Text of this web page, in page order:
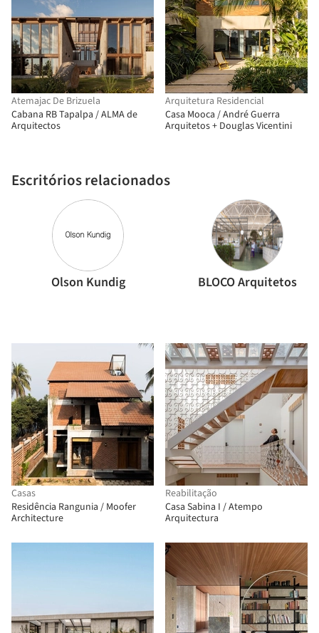
Atemajac De Brizuela
Cabana RB Tapalpa / ALMA de
Arquitectos
Escritórios relacionados
Olson Kundig BLOCO Arquitetos
Arquitetura Residencial
Casa Mooca / André Guerra
Arquitetos + Douglas Vicentini
Casas
Residência Rangunia / Moofer
Architecture
Reabilitação
Casa Sabina I / Atempo
Arquitectura